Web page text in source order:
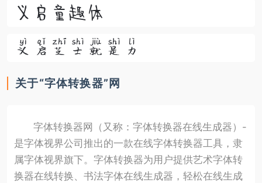
义启童趣体
义启芝士就是力
关于“字体转换器”网
字体转换器网（又称：字体转换器在线生成器）-
是字体视界公司推出的一款在线字体转换器工具，隶
属字体视界旗下。字体转换器为用户提供艺术字体转
换器在线转换、书法字体在线生成器，轻松在线生成